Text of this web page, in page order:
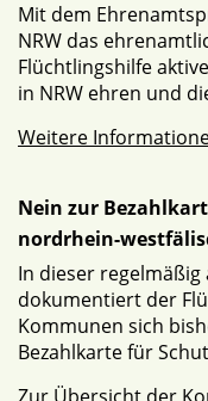
Mit dem
NRW das
Flüchtlingshilfe
in NRW ehren und
Weitere
Nein zur
nordrhein-
In dieser
dokumentiert der
Kommunen sich
Bezahlkarte für